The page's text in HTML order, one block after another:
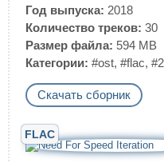
Год выпуска: 2018
Количество треков: 30
Размер файла: 594 MB
Категории: #ost, #flac,
Скачать сборник
FLAC